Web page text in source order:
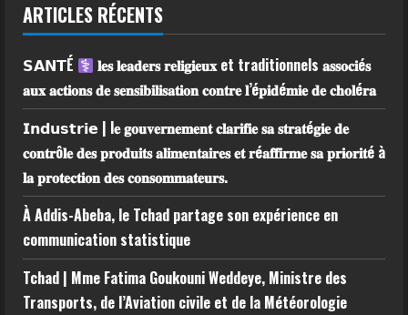
ARTICLES RÉCENTS
𝗦𝗔𝗡𝗧É
𝐥𝐞𝐬 𝐥𝐞𝐚𝐝𝐞𝐫𝐬 𝐫𝐞𝐥𝐢𝐠𝐢𝐞𝐮𝐱 et traditionnels 𝐚𝐬𝐬𝐨𝐜𝐢é𝐬
𝐚𝐮𝐱 𝐚𝐜𝐭𝐢𝐨𝐧𝐬 𝐝𝐞 𝐬𝐞𝐧𝐬𝐢𝐛𝐢𝐥𝐢𝐬𝐚𝐭𝐢𝐨𝐧 𝐜𝐨𝐧𝐭𝐫𝐞 𝐥’é𝐩𝐢𝐝é𝐦𝐢𝐞 𝐝𝐞 𝐜𝐡𝐨𝐥é𝐫𝐚
𝗜𝗻𝗱𝘂𝘀𝘁𝗿𝗶𝗲 | l𝐞 𝐠𝐨𝐮𝐯𝐞𝐫𝐧𝐞𝐦𝐞𝐧𝐭 𝐜𝐥𝐚𝐫𝐢𝐟𝐢𝐞 𝐬𝐚 𝐬𝐭𝐫𝐚𝐭é𝐠𝐢𝐞 𝐝𝐞
𝐜𝐨𝐧𝐭𝐫ô𝐥𝐞 𝐝𝐞𝐬 𝐩𝐫𝐨𝐝𝐮𝐢𝐭𝐬 𝐚𝐥𝐢𝐦𝐞𝐧𝐭𝐚𝐢𝐫𝐞𝐬 𝐞𝐭 𝐫é𝐚𝐟𝐟𝐢𝐫𝐦𝐞 𝐬𝐚 𝐩𝐫𝐢𝐨𝐫𝐢𝐭é à
𝐥𝐚 𝐩𝐫𝐨𝐭𝐞𝐜𝐭𝐢𝐨𝐧 𝐝𝐞𝐬 𝐜𝐨𝐧𝐬𝐨𝐦𝐦𝐚𝐭𝐞𝐮𝐫𝐬.
À Addis-Abeba, le Tchad partage son expérience en
communication statistique
Tchad | Mme Fatima Goukouni Weddeye, Ministre des
Transports, de l’Aviation civile et de la Météorologie